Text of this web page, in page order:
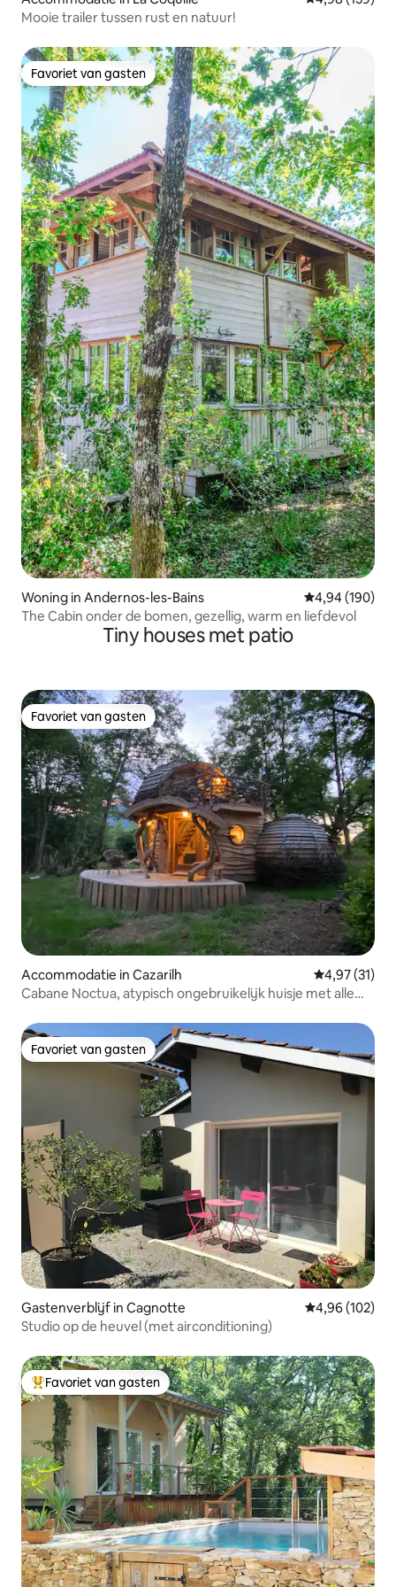
Mooie trailer tussen rust en natuur!
Favoriet van gasten
Favoriet van gasten
Woning in Andernos-les-Bains Gemiddelde
4,94 (190)
The Cabin onder de bomen, gezellig, warm en liefdevol
Tiny houses met patio
Favoriet van gasten
Favoriet van gasten
Accommodatie in Cazarilh Gemiddelde
4,97 (31)
Cabane Noctua, atypisch ongebruikelijk huisje met alle
Favoriet van gasten
Favoriet van gasten
Gastenverblijf in Cagnotte Gemiddelde
4,96 (102)
Studio op de heuvel (met airconditioning)
Topfavoriet van gasten
Favoriet van gasten